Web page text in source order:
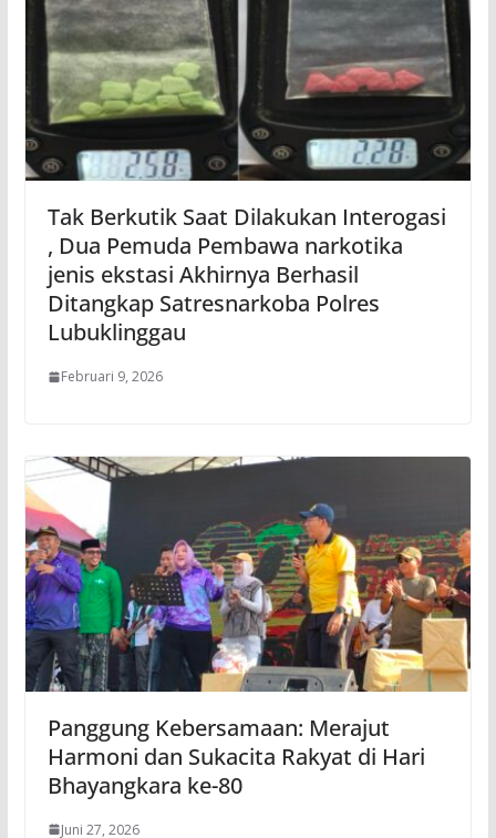
Tak Berkutik Saat Dilakukan Interogasi
, Dua Pemuda Pembawa narkotika
jenis ekstasi Akhirnya Berhasil
Ditangkap Satresnarkoba Polres
Lubuklinggau
Februari 9, 2026
Panggung Kebersamaan: Merajut
Harmoni dan Sukacita Rakyat di Hari
Bhayangkara ke-80
Juni 27, 2026